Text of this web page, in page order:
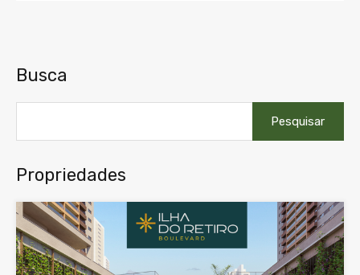
Busca
por:
Propriedades